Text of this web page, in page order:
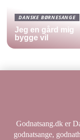
DANSKE BØRNESANGE
Jeg en gård mig
bygge vil
Godnatsang.dk er
godnatsange,